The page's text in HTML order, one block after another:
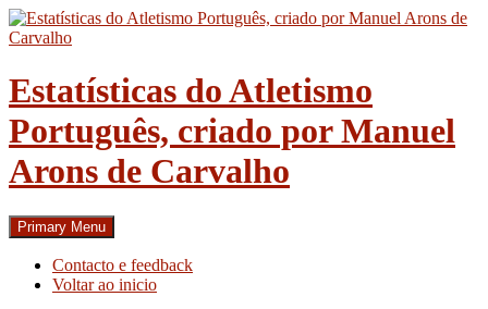
Skip
to
Estatísticas do Atletismo
Português, criado por Manuel
Arons de Carvalho
Search
Primary Menu
Contacto e feedback
Voltar ao inicio